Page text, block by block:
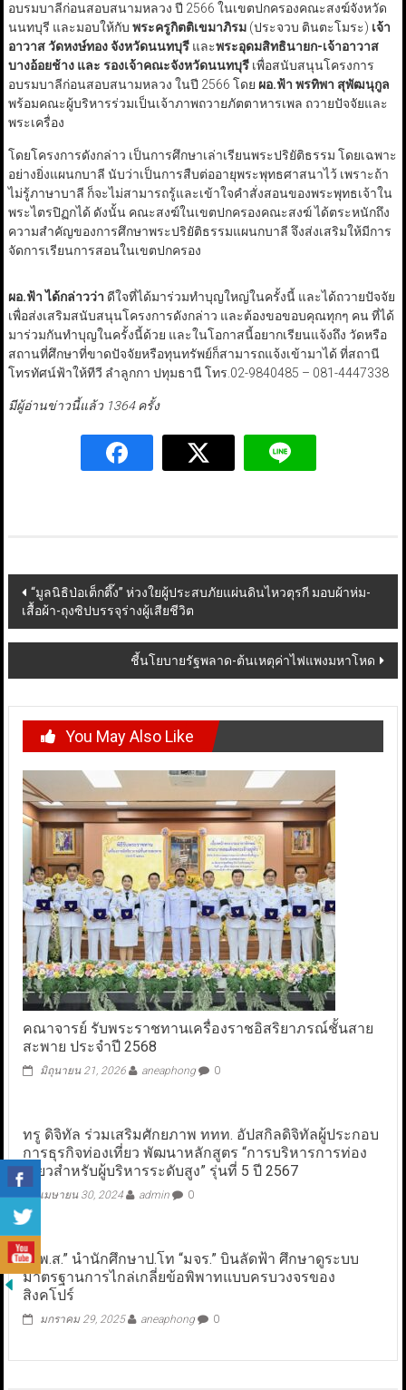
อบรมบาลีก่อนสอบสนามหลวง ปี 2566 ในเขตปกครองคณะสงฆ์จังหวัด
นนทบุรี และมอบให้กับ พระครูกิตติเขมาภิรม(ประจวบ ตินตะโมระ) เจ้า
อาวาส วัดหงษ์ทอง จังหวัดนนทบุรีและพระอุดมสิทธินายก-เจ้าอาวาส
บางอ้อยช้าง และ รองเจ้าคณะจังหวัดนนทบุรีเพื่อสนับสนุนโครงการ
อบรมบาลีก่อนสอบสนามหลวง ในปี 2566 โดย ผอ.ฟ้า พรทิพา สุพัฒนุกูล
พร้อมคณะผู้บริหารร่วมเป็นเจ้าภาพถวายภัตตาหารเพล ถวายปัจจัยและ
พระเครื่อง
โดยโครงการดังกล่าว เป็นการศึกษาเล่าเรียนพระปริยัติธรรม โดยเฉพาะ
อย่างยิ่งแผนกบาลี นับว่าเป็นการสืบต่ออายุพระพุทธศาสนาไว้ เพราะถ้า
ไม่รู้ภาษาบาลี ก็จะไม่สามารถรู้และเข้าใจคำสั่งสอนของพระพุทธเจ้าใน
พระไตรปิฏกได้ ดังนั้น คณะสงฆ์ในเขตปกครองคณะสงฆ์ ได้ตระหนักถึง
ความสำคัญของการศึกษาพระปริยัติธรรมแผนกบาลี จึงส่งเสริมให้มีการ
จัดการเรียนการสอนในเขตปกครอง
ผอ.ฟ้า ได้กล่าวว่า ดีใจที่ได้มาร่วมทำบุญใหญ่ในครั้งนี้ และได้ถวายปัจจัย
เพื่อส่งเสริมสนับสนุนโครงการดังกล่าว และต้องขอขอบคุณทุกๆ คน ที่ได้
มาร่วมกันทำบุญในครั้งนี้ด้วย และในโอกาสนี้อยากเรียนแจ้งถึง วัดหรือ
สถานที่ศึกษาที่ขาดปัจจัยหรือทุนทรัพย์ก็สามารถแจ้งเข้ามาได้ ที่สถานี
โทรทัศน์ฟ้าให้ทีวี ลำลูกกา ปทุมธานี โทร.02-9840485 – 081-4447338
มีผู้อ่านข่าวนี้แล้ว 1364 ครั้ง
Post
navigation
“มูลนิธิป่อเต็กตึ๊ง” ห่วงใยผู้ประสบภัยแผ่นดินไหวตุรกี มอบผ้าห่ม-
เสื้อผ้า-ถุงซิปบรรจุร่างผู้เสียชีวิต
ชี้นโยบายรัฐพลาด-ต้นเหตุค่าไฟแพงมหาโหด
You May Also Like
คณาจารย์ รับพระราชทานเครื่องราชอิสริยาภรณ์ชั้นสาย
สะพาย ประจำปี 2568
มิถุนายน 21, 2026 aneaphong 0
ทรู ดิจิทัล ร่วมเสริมศักยภาพ ททท. อัปสกิลดิจิทัลผู้ประกอบ
การธุรกิจท่องเที่ยว พัฒนาหลักสูตร “การบริหารการท่อง
เที่ยวสำหรับผู้บริหารระดับสูง” รุ่นที่ 5 ปี 2567
เมษายน 30, 2024 admin 0
“ส.พ.ส.” นำนักศึกษาป.โท “มจร.” บินลัดฟ้า ศึกษาดูระบบ
มาตรฐานการไกล่เกลี่ยข้อพิพาทแบบครบวงจรของ
สิงคโปร์
มกราคม 29, 2025 aneaphong 0